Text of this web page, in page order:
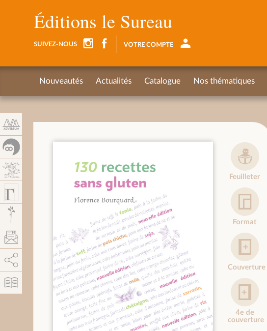
Feuilleter
Format
Couverture
4e de
couverture
Éditions le Sureau
SUIVEZ-NOUS VOTRE COMPTE
Nouveautés Actualités Catalogue Nos thématiques
AddThis está deshabilitado. Permitir